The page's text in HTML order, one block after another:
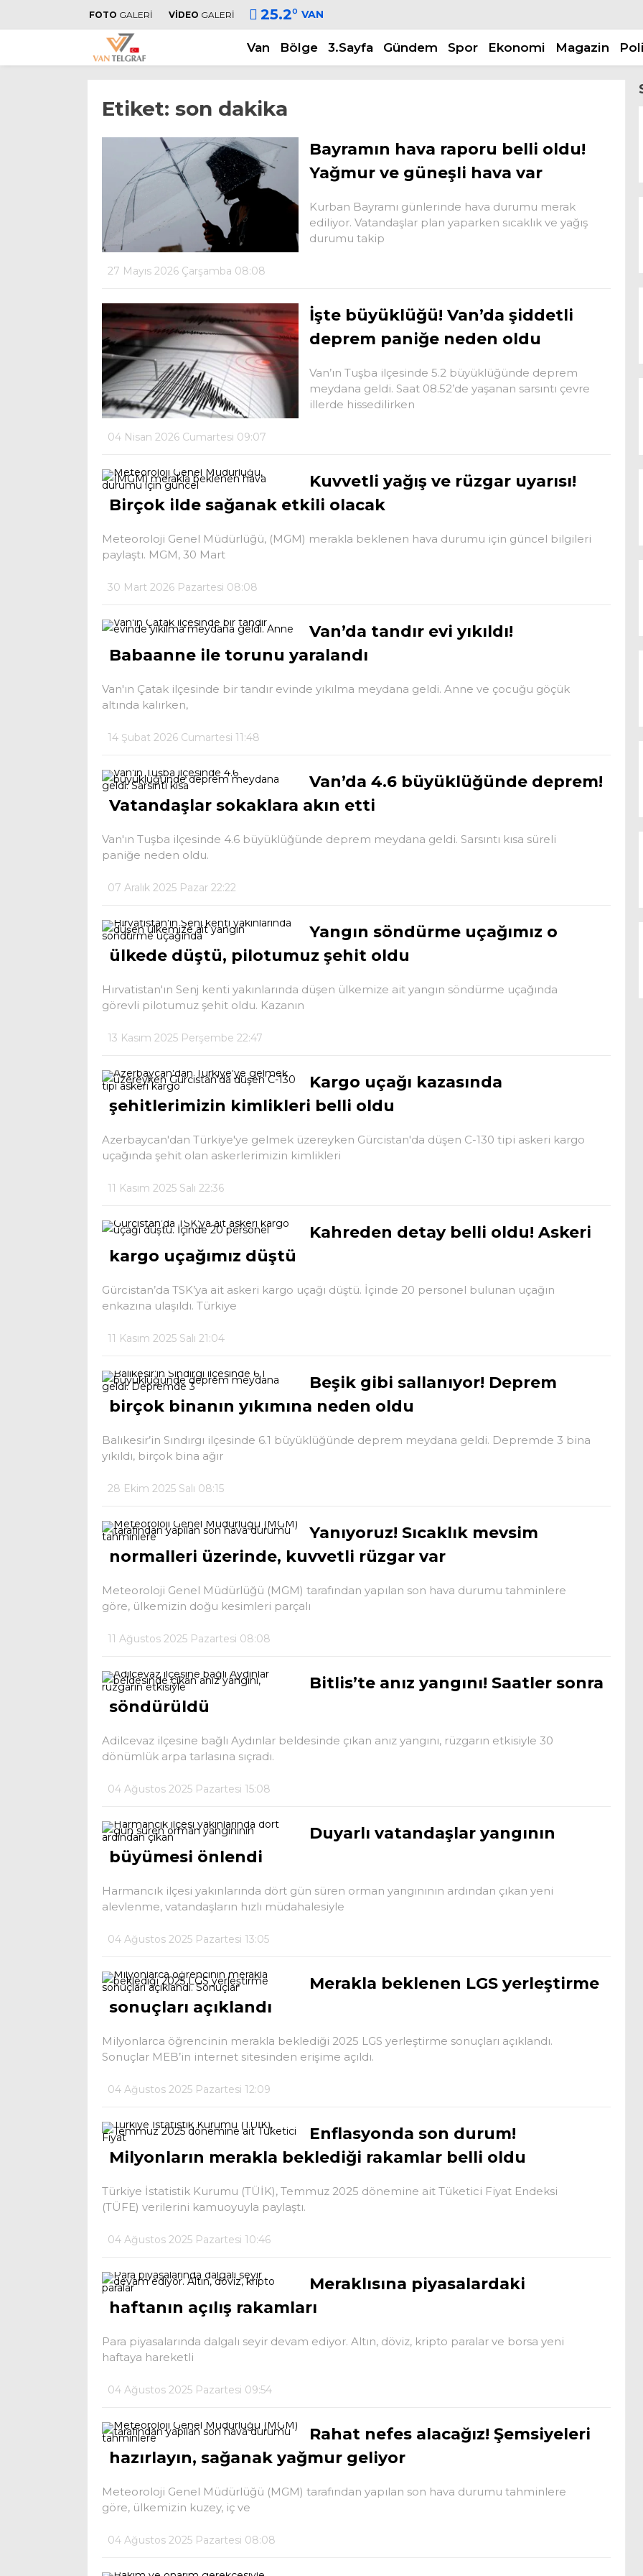
FOTO GALERİ VİDEO GALERİ 25.2° VAN
Van Bölge 3.Sayfa Gündem Spor Ekonomi Magazin
Etiket: son dakika
Bayramın hava raporu belli oldu!
Yağmur ve güneşli hava var
Kurban Bayramı günlerinde hava durumu merak
ediliyor. Vatandaşlar plan yaparken sıcaklık ve yağış
durumu takip
27 Mayıs 2026 Çarşamba 08:08
İşte büyüklüğü! Van’da şiddetli
deprem paniğe neden oldu
Van’ın Tuşba ilçesinde 5.2 büyüklüğünde deprem
meydana geldi. Saat 08.52’de yaşanan sarsıntı çevre
illerde hissedilirken
04 Nisan 2026 Cumartesi 09:07
Kuvvetli yağış ve rüzgar uyarısı!
Birçok ilde sağanak etkili olacak
Meteoroloji Genel Müdürlüğü, (MGM) merakla beklenen hava durumu için güncel bilgileri
paylaştı. MGM, 30 Mart
30 Mart 2026 Pazartesi 08:08
Van’da tandır evi yıkıldı!
Babaanne ile torunu yaralandı
Van'ın Çatak ilçesinde bir tandır evinde yıkılma meydana geldi. Anne ve çocuğu göçük
altında kalırken,
14 Şubat 2026 Cumartesi 11:48
Van’da 4.6 büyüklüğünde deprem!
Vatandaşlar sokaklara akın etti
Van'ın Tuşba ilçesinde 4.6 büyüklüğünde deprem meydana geldi. Sarsıntı kısa süreli
paniğe neden oldu.
07 Aralık 2025 Pazar 22:22
Yangın söndürme uçağımız o
ülkede düştü, pilotumuz şehit oldu
Hırvatistan'ın Senj kenti yakınlarında düşen ülkemize ait yangın söndürme uçağında
görevli pilotumuz şehit oldu. Kazanın
13 Kasım 2025 Perşembe 22:47
Kargo uçağı kazasında
şehitlerimizin kimlikleri belli oldu
Azerbaycan'dan Türkiye'ye gelmek üzereyken Gürcistan'da düşen C-130 tipi askeri kargo
uçağında şehit olan askerlerimizin kimlikleri
11 Kasım 2025 Salı 22:36
Kahreden detay belli oldu! Askeri
kargo uçağımız düştü
Gürcistan’da TSK’ya ait askeri kargo uçağı düştü. İçinde 20 personel bulunan uçağın
enkazına ulaşıldı. Türkiye
11 Kasım 2025 Salı 21:04
Beşik gibi sallanıyor! Deprem
birçok binanın yıkımına neden oldu
Balıkesir’in Sındırgı ilçesinde 6.1 büyüklüğünde deprem meydana geldi. Depremde 3 bina
yıkıldı, birçok bina ağır
28 Ekim 2025 Salı 08:15
Yanıyoruz! Sıcaklık mevsim
normalleri üzerinde, kuvvetli rüzgar var
Meteoroloji Genel Müdürlüğü (MGM) tarafından yapılan son hava durumu tahminlere
göre, ülkemizin doğu kesimleri parçalı
11 Ağustos 2025 Pazartesi 08:08
Bitlis’te anız yangını! Saatler sonra
söndürüldü
Adilcevaz ilçesine bağlı Aydınlar beldesinde çıkan anız yangını, rüzgarın etkisiyle 30
dönümlük arpa tarlasına sıçradı.
04 Ağustos 2025 Pazartesi 15:08
Duyarlı vatandaşlar yangının
büyümesi önlendi
Harmancık ilçesi yakınlarında dört gün süren orman yangınının ardından çıkan yeni
alevlenme, vatandaşların hızlı müdahalesiyle
04 Ağustos 2025 Pazartesi 13:05
Merakla beklenen LGS yerleştirme
sonuçları açıklandı
Milyonlarca öğrencinin merakla beklediği 2025 LGS yerleştirme sonuçları açıklandı.
Sonuçlar MEB’in internet sitesinden erişime açıldı.
04 Ağustos 2025 Pazartesi 12:09
Enflasyonda son durum!
Milyonların merakla beklediği rakamlar belli oldu
Türkiye İstatistik Kurumu (TÜİK), Temmuz 2025 dönemine ait Tüketici Fiyat Endeksi
(TÜFE) verilerini kamuoyuyla paylaştı.
04 Ağustos 2025 Pazartesi 10:46
Meraklısına piyasalardaki
haftanın açılış rakamları
Para piyasalarında dalgalı seyir devam ediyor. Altın, döviz, kripto paralar ve borsa yeni
haftaya hareketli
04 Ağustos 2025 Pazartesi 09:54
Rahat nefes alacağız! Şemsiyeleri
hazırlayın, sağanak yağmur geliyor
Meteoroloji Genel Müdürlüğü (MGM) tarafından yapılan son hava durumu tahminlere
göre, ülkemizin kuzey, iç ve
04 Ağustos 2025 Pazartesi 08:08